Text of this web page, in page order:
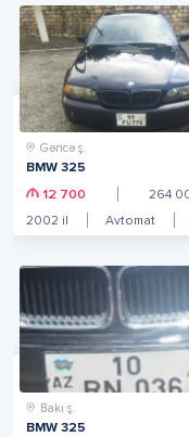
Gəncə ş.
BMW 325
12 700 264
2002 il Avtomat
Bakı ş.
BMW 325